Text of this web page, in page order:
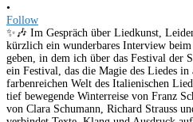
•
Follow
✨🎶 Im Gespräch über Liedkunst,
kürzlich ein wunderbares Interview beim
geben, in dem ich über das Festival der
ein Festival, das die Magie des Liedes
farbenreichen Welt des Italienischen
tief bewegende Winterreise von Franz
von Clara Schumann, Richard Strauss